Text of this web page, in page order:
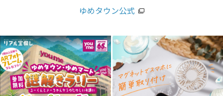
ゆめタウン公式